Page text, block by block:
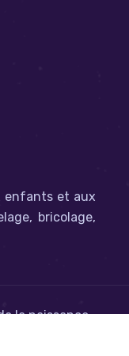
enfants et aux
bricolage,
la naissance